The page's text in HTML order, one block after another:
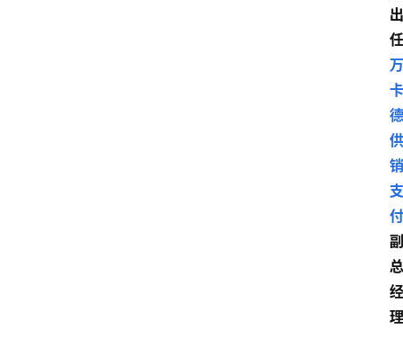
出
任
万
卡
德
供
销
支
付
副
总
经
理